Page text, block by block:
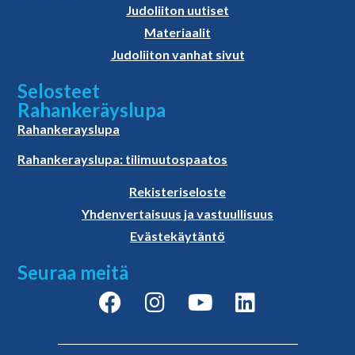
Judoliiton uutiset
Materiaalit
Judoliiton vanhat sivut
Selosteet
Rahankeräyslupa
Rahankerayslupa
Rahankerayslupa: tilimuutospaatos
Rekisteriseloste
Yhdenvertaisuus ja vastuullisuus
Evästekäytäntö
Seuraa meitä